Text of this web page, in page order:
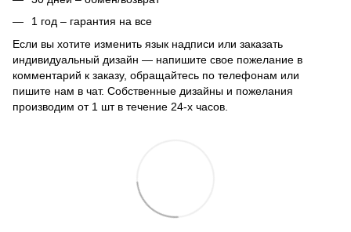
1 год – гарантия на все
Если вы хотите изменить язык надписи или заказать
индивидуальный дизайн — напишите свое пожелание в
комментарий к заказу, обращайтесь по телефонам или
пишите нам в чат. Собственные дизайны и пожелания
производим от 1 шт в течение 24-х часов.